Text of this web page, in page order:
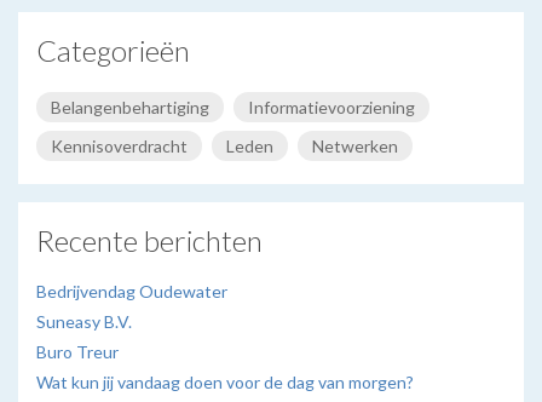
Categorieën
Belangenbehartiging
Informatievoorziening
Kennisoverdracht
Leden Netwerken
Recente berichten
Bedrijvendag Oudewater
Suneasy B.V.
Buro Treur
Wat kun jij vandaag doen voor de dag van morgen?